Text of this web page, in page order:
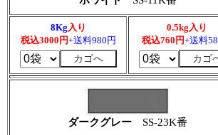
8Kg入り
税込3000円+送料980円
0.5kg入り
税込760円+送料
ダークグレー SS-23K番